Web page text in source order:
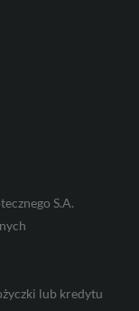
S.A.
lub kredytu